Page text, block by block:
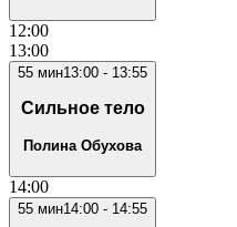
12:00
13:00
55 мин13:00 - 13:55
Сильное тело
Полина Обухова
14:00
55 мин14:00 - 14:55